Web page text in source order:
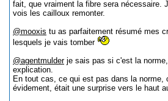
fait, que vraiment la fibre sera nécessaire.
vois les cailloux remonter.
@mooxis tu as parfaitement résumé mes
lesquels je vais tomber
@agentmulder je sais pas si c'est la
explication.
En tout cas, ce qui est pas dans la norme,
évidement, était une surprise vers le haut